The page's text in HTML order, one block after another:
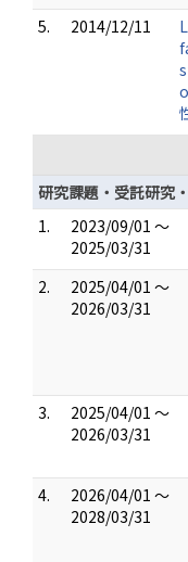
5.
2014/12/11
研究課題・受託研究
1.
2023/09/01 ～
2025/03/31
2.
2025/04/01 ～
2026/03/31
3.
2025/04/01 ～
2026/03/31
4.
2026/04/01 ～
2028/03/31